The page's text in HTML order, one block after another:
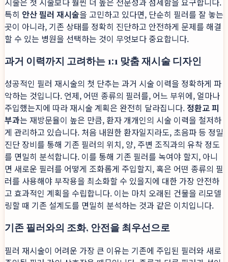
특히 안산 필러 재시술을 고민하고 있다면, 단순히 필러를 잘 놓는
곳이 아니라, 기존 상태를 정확히 진단하고 안전하게 문제를 해결
할 수 있는 병원을 선택하는 것이 무엇보다 중요합니다.
과거 이력까지 고려하는 1:1 맞춤 재시술 디자인
성공적인 필러 재시술의 첫 단추는 과거 시술 이력을 정확하게 파
악하는 것입니다. 언제, 어떤 종류의 필러를, 어느 부위에, 얼마나
주입했는지에 따라 재시술 계획은 완전히 달라집니다. 정환교 피
부과는 재방문율이 높은 만큼, 환자 개개인의 시술 이력을 철저하
게 관리하고 있습니다. 처음 내원한 환자일지라도, 초음파 등 정밀
진단 장비를 통해 기존 필러의 위치, 양, 주변 조직과의 유착 정도
를 면밀히 분석합니다. 이를 통해 기존 필러를 녹여야 할지, 아니
면 새로운 필러를 어떻게 조화롭게 주입할지, 혹은 어떤 종류의 필
러를 사용해야 부작용을 최소화할 수 있을지에 대한 가장 안전하
고 효과적인 계획을 수립합니다. 이는 마치 오래된 건물을 리모델
링할 때 기존 설계도를 면밀히 분석하는 것과 같은 이치입니다.
기존 필러와의 조화, 안전을 최우선으로
필러 재시술이 어려운 가장 큰 이유는 기존에 주입된 필러와 새로